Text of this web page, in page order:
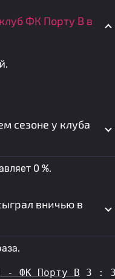
ФК Порту B в
сезоне у клуба
0 %.
вничью в
- ФК Порту B 3 :